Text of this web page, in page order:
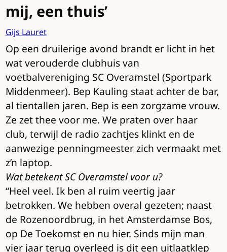
mij, een thuis’
Gijs Lauret
Op een druilerige avond brandt er licht in het
wat verouderde clubhuis van
voetbalvereniging SC Overamstel (Sportpark
Middenmeer). Bep Kauling staat achter de bar,
al tientallen jaren. Bep is een zorgzame vrouw.
Ze zet thee voor me. We praten over haar
club, terwijl de radio zachtjes klinkt en de
aanwezige penningmeester zich vermaakt met
z’n laptop.
Wat betekent SC Overamstel voor u?
“Heel veel. Ik ben al ruim veertig jaar
betrokken. We hebben overal gezeten; naast
de Rozenoordbrug, in het Amsterdamse Bos,
op De Toekomst en nu hier. Sinds mijn man
vier jaar terug overleed is dit een uitlaatklep